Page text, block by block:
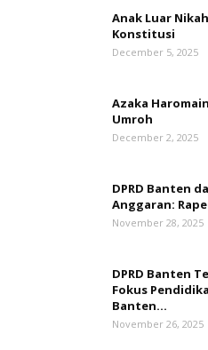
Anak Luar
Konstitusi
December 5, 2025
Azaka
Umroh
December 2, 2025
DPRD Banten
Anggaran:
November 28, 2025
DPRD Banten
Fokus
Banten...
November 26, 2025